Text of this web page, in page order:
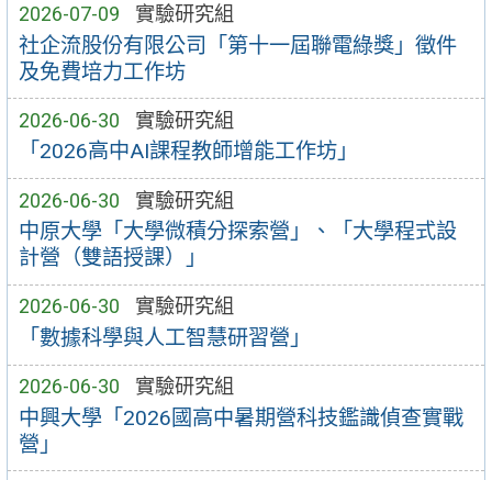
2026-07-09 實驗研究組
社企流股份有限公司「第十一屆聯電綠獎」徵件
及免費培力工作坊
2026-06-30 實驗研究組
「2026高中AI課程教師增能工作坊」
2026-06-30 實驗研究組
中原大學「大學微積分探索營」、「大學程式設
計營（雙語授課）」
2026-06-30 實驗研究組
「數據科學與人工智慧研習營」
2026-06-30 實驗研究組
中興大學「2026國高中暑期營科技鑑識偵查實戰
營」